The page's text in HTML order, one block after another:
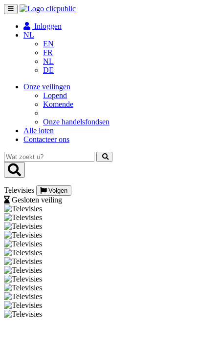
Toggle
navigation
Inloggen
NL
EN
FR
NL
DE
Onze veilingen
Lopend
Komende
Onze handelsfondsen
Alle loten
Contacteer ons
Wat
zoekt
u?
Televisies Volgen
Gesloten veiling